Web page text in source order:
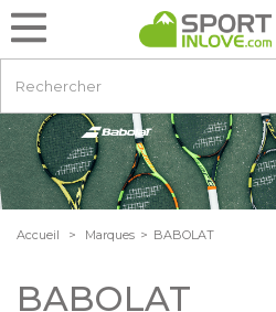
Accueil > Marques > BABOLAT
BABOLAT